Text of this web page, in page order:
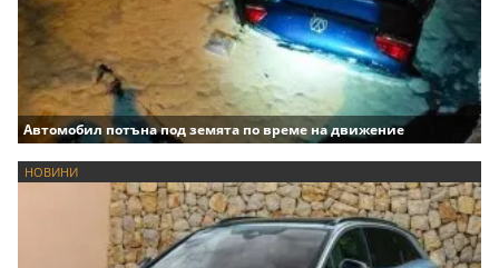
Автомобил потъна под земята по време на движение
НОВИНИ